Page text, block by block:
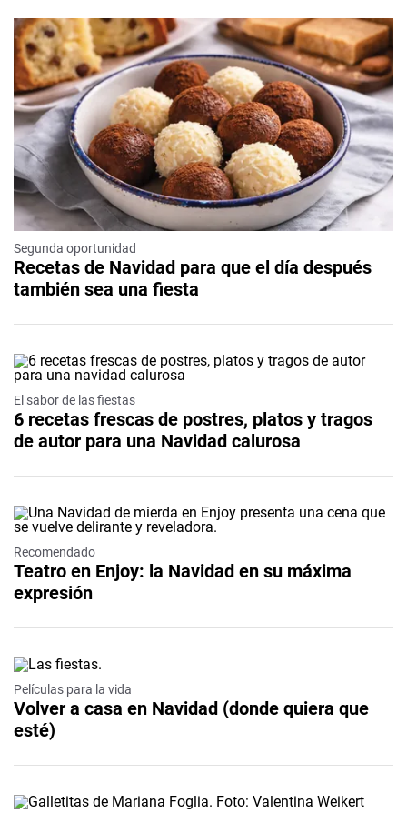
Segunda oportunidad
Recetas de Navidad para que el día después
también sea una fiesta
El sabor de las fiestas
6 recetas frescas de postres, platos y tragos
de autor para una Navidad calurosa
Recomendado
Teatro en Enjoy: la Navidad en su máxima
expresión
Películas para la vida
Volver a casa en Navidad (donde quiera que
esté)